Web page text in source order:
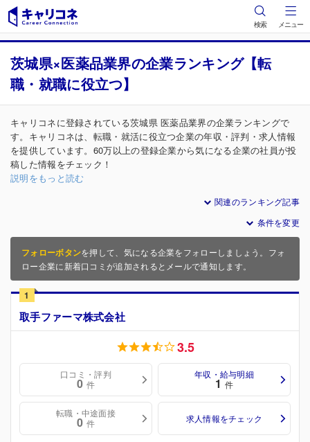
検索 メニュー
茨城県×医薬品業界の企業ランキング【転
職・就職に役立つ】
キャリコネに登録されている茨城県 医薬品業界の企業ランキングで
す。キャリコネは、転職・就活に役立つ企業の年収・評判・求人情報
を提供しています。60万以上の登録企業から気になる企業の社員が投
稿した情報をチェック！
説明をもっと読む
関連のランキング記事
条件を変更
フォローボタンを押して、気になる企業をフォローしましょう。フォ
ロー企業に新着口コミが追加されるとメールで通知します。
1
取手ファーマ株式会社
3.5
口コミ・評判
0 件
年収・給与明細
1 件
転職・中途面接
0 件 求人情報をチェック